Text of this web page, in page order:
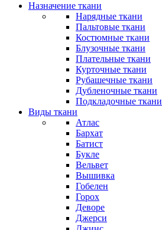
Назначение ткани
Нарядные ткани
Пальтовые ткани
Костюмные ткани
Блузочные ткани
Плательные ткани
Курточные ткани
Рубашечные ткани
Дубленочные ткани
Подкладочные ткани
Виды ткани
Атлас
Бархат
Батист
Букле
Вельвет
Вышивка
Гобелен
Горох
Деворе
Джерси